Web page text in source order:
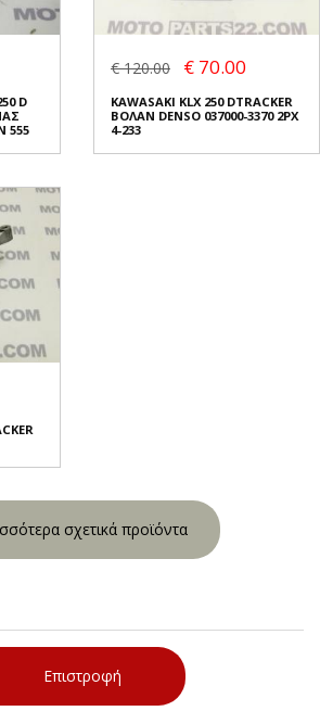
D
555
€ 120.00 € 70.00
KAWASAKI KLX 250 DTRACKER
ΒΟΛΑΝ DENSO 037000-3370 2PX
4-233
σχετικά προϊόντα
Επιστροφή